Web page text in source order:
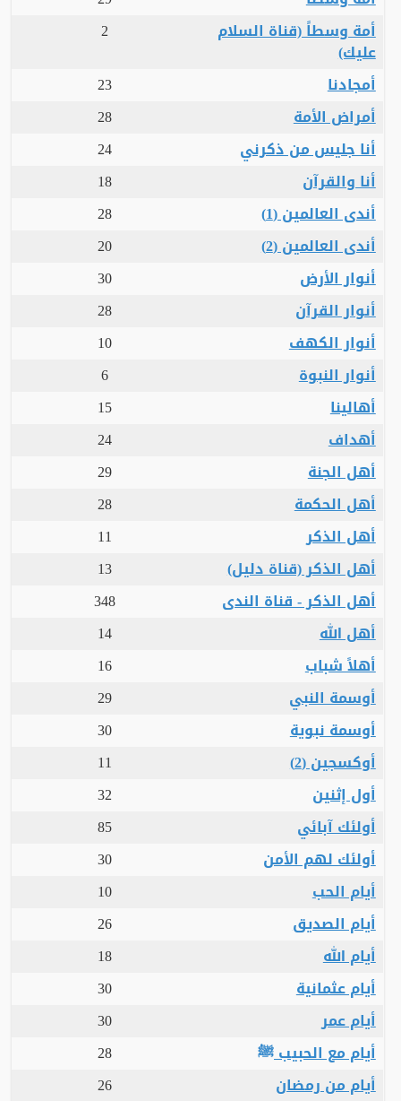
أمة وسطاً (قناة السلام
عليك)
2
أمجادنا
23
أمراض الأمة
28
أنا جليس من ذكرني
24
أنا والقرآن
18
أندى العالمين (1)
28
أندى العالمين (2)
20
أنوار الأرض
30
أنوار القرآن
28
أنوار الكهف
10
أنوار النبوة
6
أهالينا
15
أهداف
24
أهل الجنة
29
أهل الحكمة
28
أهل الذكر
11
أهل الذكر (قناة دليل)
13
أهل الذكر - قناة الندى
348
أهل الله
14
أهلاً شباب
16
أوسمة النبي
29
أوسمة نبوية
30
أوكسجين (2)
11
أول إثنين
32
أولئك آبائي
85
أولئك لهم الأمن
30
أيام الحب
10
أيام الصديق
26
أيام الله
18
أيام عثمانية
30
أيام عمر
30
أيام مع الحبيب ﷺ
28
أيام من رمضان
26